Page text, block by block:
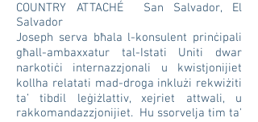
COUNTRY ATTACHÉ San Salvador, El
Salvador
Joseph serva bħala l-konsulent prinċipali
għall-ambaxxatur tal-Istati Uniti dwar
narkotiċi internazzjonali u kwistjonijiet
kollha relatati mad-droga inklużi rekwiżiti
ta’ tibdil leġiżlattiv, xejriet attwali, u
rakkomandazzjonijiet. Hu ssorvelja tim ta'